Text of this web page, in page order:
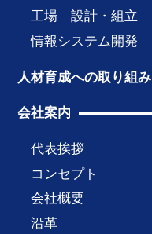
工場 設計・組立
情報システム開発
人材育成への取り組み
会社案内
代表挨拶
コンセプト
会社概要
沿革